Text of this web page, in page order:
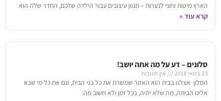
הארץ מיטות וחצי לנערות – מגוון עיצובים עבור הילדה שלכם, החדר שלה הוא
קרא עוד »
סלונים – דע על מה אתה יושב!
23 במאי 2018 אין תגובות
הסלון אצלנו בבית הוא האזור שמשרת את כל בני הבית, וגם את כל מי שבא
אלינו הביתה, מה שלא יהיה, בכל זמן ולא חשוב מה: